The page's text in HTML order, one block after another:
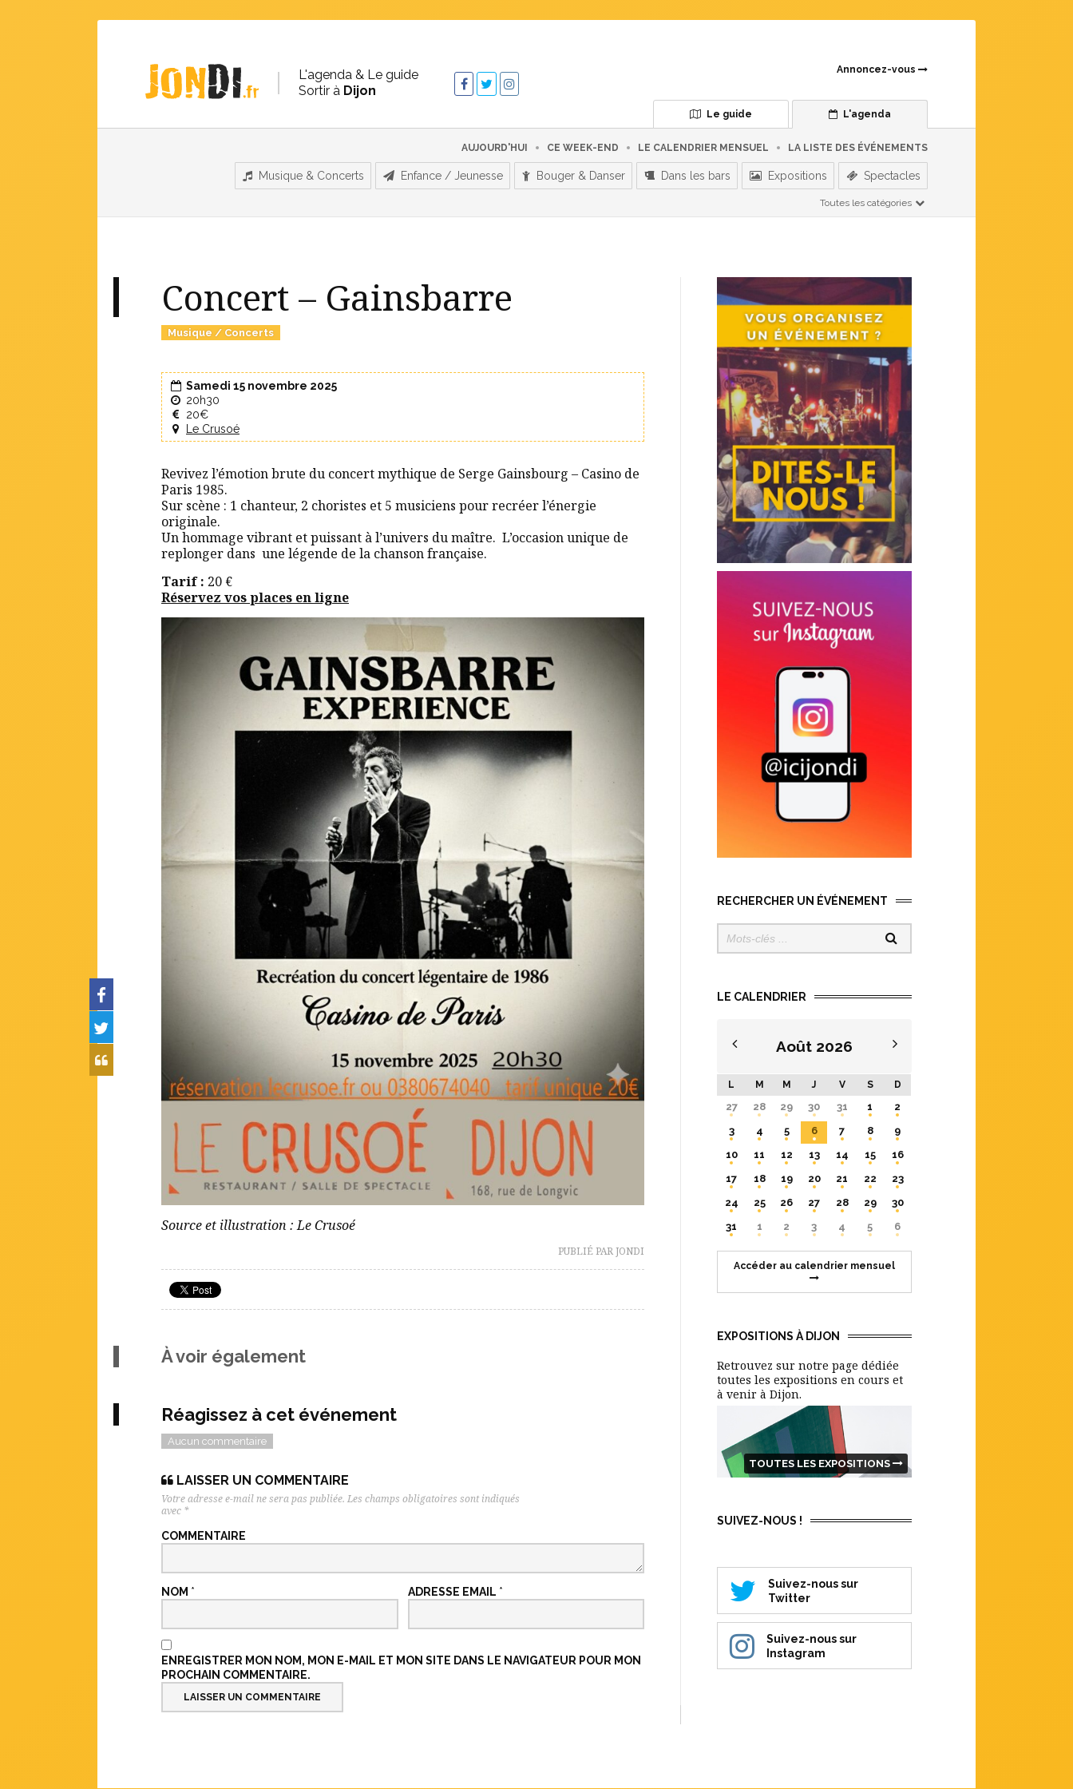
L'agenda & Le guide
Sortir à Dijon
Annoncez-vous
Le guide L'agenda
AUJOURD'HUI CE WEEK-END LE CALENDRIER MENSUEL LA LISTE DES ÉVÉNEMENTS
Musique & Concerts Enfance / Jeunesse Bouger & Danser Dans les bars Expositions Spectacles
Toutes les catégories
Concert – Gainsbarre
Musique / Concerts
Samedi 15 novembre 2025
20h30
20€
Le Crusoé
Revivez l’émotion brute du concert mythique de Serge Gainsbourg – Casino de
Paris 1985.
Sur scène : 1 chanteur, 2 choristes et 5 musiciens pour recréer l’énergie
originale.
Un hommage vibrant et puissant à l’univers du maître. L’occasion unique de
replonger dans une légende de la chanson française.
Tarif : 20 €
Réservez vos places en ligne
Source et illustration : Le Crusoé
PUBLIÉ PAR JONDI
À voir également
Réagissez à cet événement
Aucun commentaire
LAISSER UN COMMENTAIRE
Votre adresse e-mail ne sera pas publiée. Les champs obligatoires sont indiqués
avec *
COMMENTAIRE
NOM * ADRESSE EMAIL *
ENREGISTRER MON NOM, MON E-MAIL ET MON SITE DANS LE NAVIGATEUR POUR MON
PROCHAIN COMMENTAIRE.
RECHERCHER UN ÉVÉNEMENT
LE CALENDRIER
Août 2026
L M M J V S D
27 28 29 30 31 1
2
3
4 5 6 7 8
9
10
11 12 13 14 15
16
17
18 19 20 21 22
23
24
25 26 27 28 29
30
31
1 2 3 4 5 6
Accéder au calendrier mensuel
EXPOSITIONS À DIJON
Retrouvez sur notre page dédiée
toutes les expositions en cours et
à venir à Dijon.
TOUTES LES EXPOSITIONS
SUIVEZ-NOUS !
Suivez-nous sur
Twitter
Suivez-nous sur
Instagram